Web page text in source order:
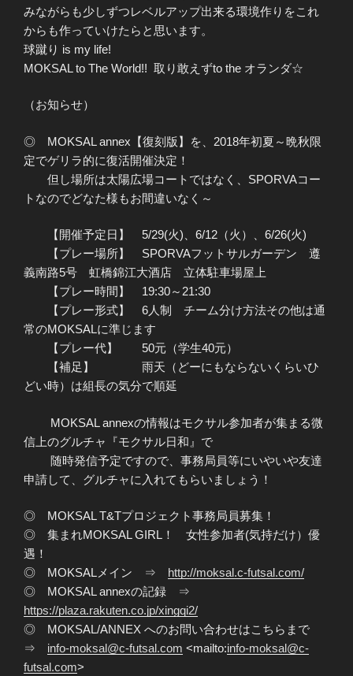
みながらも少しずつレベルアップ出来る環境作りをこれ
からも作っていけたらと思います。
球蹴り is my life!
MOKSAL to The World!! 取り敢えずto the オランダ☆
（お知らせ）
◎ MOKSAL annex【復刻版】を、2018年初夏～晩秋限
定でゲリラ的に復活開催決定！
但し場所は太陽広場コートではなく、SPORVAコー
トなのでどなた様もお間違いなく～
【開催予定日】 5/29(火)、6/12（火）、6/26(火)
【プレー場所】 SPORVAフットサルガーデン 遵
義南路5号 虹橋錦江大酒店 立体駐車場屋上
【プレー時間】 19:30～21:30
【プレー形式】 6人制 チーム分け方法その他は通
常のMOKSALに準じます
【プレー代】 50元（学生40元）
【補足】 雨天（どーにもならないくらいひ
どい時）は組長の気分で順延
MOKSAL annexの情報はモクサル参加者が集まる微
信上のグルチャ『モクサル日和』で
随時発信予定ですので、事務局員等にいやいや友達
申請して、グルチャに入れてもらいましょう！
◎ MOKSAL T&Tプロジェクト事務局員募集！
◎ 集まれMOKSAL GIRL！ 女性参加者(気持だけ）優
遇！
◎ MOKSALメイン ⇒ http://moksal.c-futsal.com/
◎ MOKSAL annexの記録 ⇒
https://plaza.rakuten.co.jp/xingqi2/
◎ MOKSAL/ANNEX へのお問い合わせはこちらまで
⇒ info-moksal@c-futsal.com <mailto:info-moksal@c-
futsal.com>